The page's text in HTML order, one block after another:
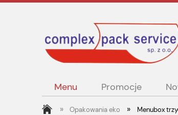
Menu Promocje
» Opakowania eko » Menubox